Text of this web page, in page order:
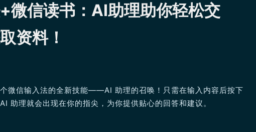
微信读书：AI助理助你轻松交
资料！
微信输入法的全新技能——AI 助理的召唤！只需在输入内容后按下
助理就会出现在你的指尖，为你提供贴心的回答和建议。